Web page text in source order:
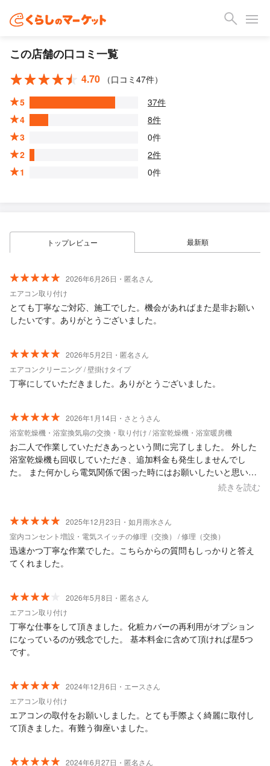
この店舗の口コミ一覧
4.70
（口コミ47件）
5
37件
4
8件
3
0件
2
2件
1
0件
トップレビュー 最新順
2026年6月26日・匿名さん
エアコン取り付け
とても丁寧なご対応、施工でした。機会があればまた是非お願い
したいです。ありがとうございました。
2026年5月2日・匿名さん
エアコンクリーニング / 壁掛けタイプ
丁寧にしていただきました。ありがとうございました。
2026年1月14日・さとうさん
浴室乾燥機・浴室換気扇の交換・取り付け / 浴室乾燥機・浴室暖房機
お二人で作業していただきあっという間に完了しました。 外した
浴室乾燥機も回収していただき、追加料金も発生しませんでし
た。 また何かしら電気関係で困った時にはお願いしたいと思いま
続きを読む
2025年12月23日・如月雨水さん
室内コンセント増設・電気スイッチの修理（交換） / 修理（交換）
迅速かつ丁寧な作業でした。こちらからの質問もしっかりと答え
てくれました。
2026年5月8日・匿名さん
エアコン取り付け
丁寧な仕事をして頂きました。化粧カバーの再利用がオプション
になっているのが残念でした。 基本料金に含めて頂ければ星5つ
です。
2024年12月6日・エースさん
エアコン取り付け
エアコンの取付をお願いしました。とても手際よく綺麗に取付し
て頂きました。有難う御座いました。
2024年6月27日・匿名さん